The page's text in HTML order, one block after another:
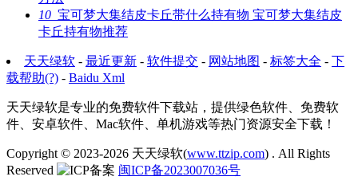
10 宝可梦大集结皮卡丘带什么持有物 宝可梦大集结皮
卡丘持有物推荐
天天绿软 - 最近更新 - 软件提交 - 网站地图 - 标签大全 - 下
载帮助(?) - Baidu Xml
天天绿软是专业的免费软件下载站，提供绿色软件、免费软
件、安卓软件、Mac软件、单机游戏等热门资源安全下载！
Copyright © 2023-2026 天天绿软(www.ttzip.com) . All Rights
Reserved
闽ICP备2023007036号